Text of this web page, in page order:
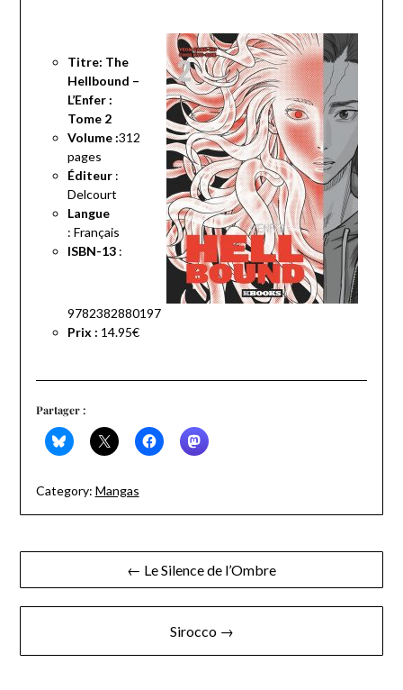
Titre: The
Hellbound –
L’Enfer :
Tome 2
Volume :312
pages
Éditeur:
Delcourt
Langue
: Français
ISBN-13:
9782382880197
Prix : 14.95€
Partager :
Category: Mangas
Navigation
de
← Le Silence de l’Ombre
Sirocco →